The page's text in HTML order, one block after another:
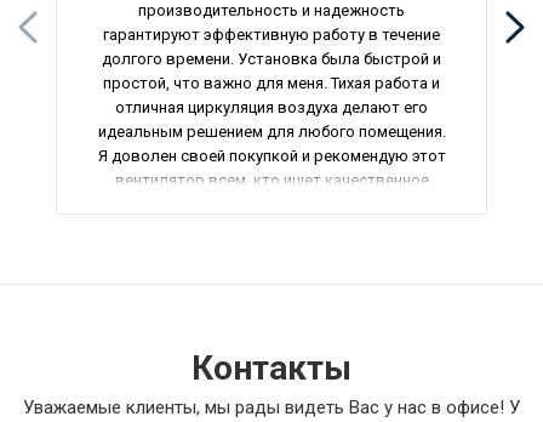
производительность и надежность
гарантируют эффективную работу в течение
долгого времени. Установка была быстрой и
простой, что важно для меня. Тихая работа и
отличная циркуляция воздуха делают его
идеальным решением для любого помещения.
Я доволен своей покупкой и рекомендую этот
вентилятор всем, кто ищет качественное
Контакты
Уважаемые клиенты, мы рады видеть Вас у нас в офисе! У